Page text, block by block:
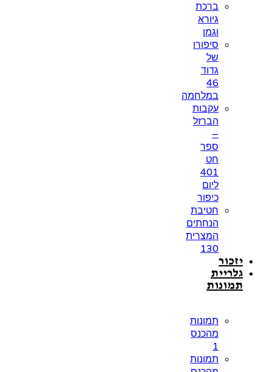
ברכת
גיורא
וגמן
סיפורו
של
גדוד
46
במלחמה
עקבות
הברזל
–
ספר
חט
401
ליום
כיפור
חטיבת
הנחתים
המצרית
130
יזכור
גלריית
תמונות
תמונות
מהכנס
1
תמונות